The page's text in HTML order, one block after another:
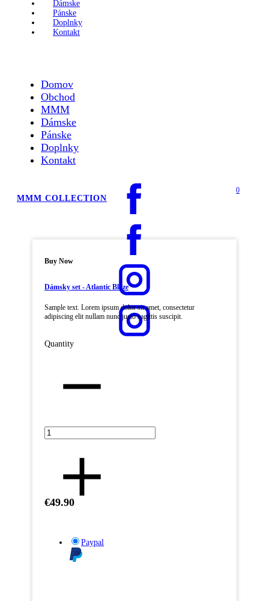
Dámske
Pánske
Doplnky
Kontakt
Domov
Obchod
MMM
Dámske
Pánske
Doplnky
Kontakt
MMM COLLECTION
0
Buy Now
Dámsky set - Atlantic Blaze
Sample text. Lorem ipsum dolor sit amet, consectetur
adipiscing elit nullam nunc justo sagittis suscipit.
Quantity
€49.90
Paypal